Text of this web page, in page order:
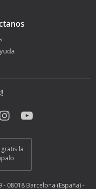
la
- 08018 Barcelona (España) -